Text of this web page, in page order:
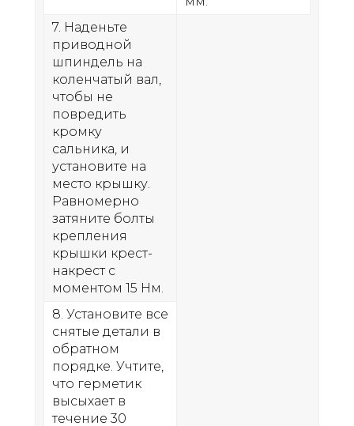
7. Наденьте
приводной
шпиндель на
коленчатый вал,
чтобы не
повредить
кромку
сальника, и
установите на
место крышку.
Равномерно
затяните болты
крепления
крышки крест-
накрест с
моментом 15 Нм.
8. Установите все
снятые детали в
обратном
порядке. Учтите,
что герметик
высыхает в
течение 30